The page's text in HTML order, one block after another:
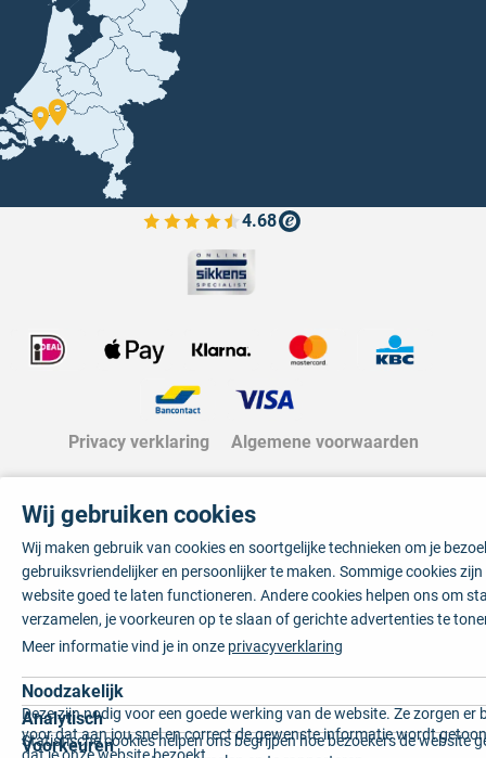
4.68
Bekijk de verfplaza beoordelingen
Privacy verklaring Algemene voorwaarden
Wij gebruiken cookies
Wij maken gebruik van cookies en soortgelijke technieken om je
gebruiksvriendelijker en persoonlijker te maken. Sommige cookies
website goed te laten functioneren. Andere cookies helpen ons om
verzamelen, je voorkeuren op te slaan of gerichte advertenties te
Meer informatie vind je in onze privacyverklaring
Noodzakelijk
Deze zijn nodig voor een goede werking van de website. Ze zorgen er
voor dat aan jou snel en correct de gewenste informatie wordt
dat je onze website bezoekt.
Analytisch
Statistische cookies helpen ons begrijpen hoe bezoekers de website
Voorkeuren